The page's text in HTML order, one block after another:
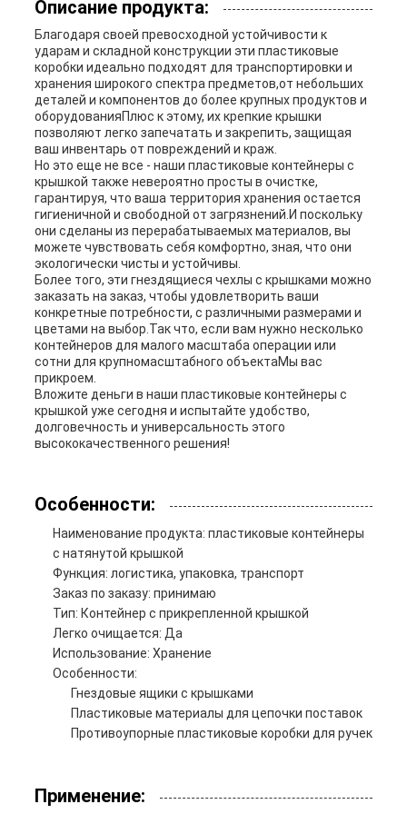
КАРТА
САЙТА
PRIVACY
POLICY
Описание продукта:
Благодаря своей превосходной устойчивости к
ударам и складной конструкции эти пластиковые
коробки идеально подходят для транспортировки и
хранения широкого спектра предметов,от небольших
деталей и компонентов до более крупных продуктов и
оборудованияПлюс к этому, их крепкие крышки
позволяют легко запечатать и закрепить, защищая
ваш инвентарь от повреждений и краж.
Но это еще не все - наши пластиковые контейнеры с
крышкой также невероятно просты в очистке,
гарантируя, что ваша территория хранения остается
гигиеничной и свободной от загрязнений.И поскольку
они сделаны из перерабатываемых материалов, вы
можете чувствовать себя комфортно, зная, что они
экологически чисты и устойчивы.
Более того, эти гнездящиеся чехлы с крышками можно
заказать на заказ, чтобы удовлетворить ваши
конкретные потребности, с различными размерами и
цветами на выбор.Так что, если вам нужно несколько
контейнеров для малого масштаба операции или
сотни для крупномасштабного объектаМы вас
прикроем.
Вложите деньги в наши пластиковые контейнеры с
крышкой уже сегодня и испытайте удобство,
долговечность и универсальность этого
высококачественного решения!
Особенности:
Наименование продукта: пластиковые контейнеры
с натянутой крышкой
Функция: логистика, упаковка, транспорт
Заказ по заказу: принимаю
Тип: Контейнер с прикрепленной крышкой
Легко очищается: Да
Использование: Хранение
Особенности:
Гнездовые ящики с крышками
Пластиковые материалы для цепочки поставок
Противоупорные пластиковые коробки для ручек
Применение: